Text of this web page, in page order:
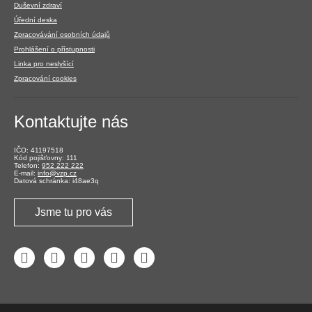
Duševní zdraví
Úřední deska
Zpracovávání osobních údajů
Prohlášení o přístupnosti
Linka pro neslyšící
Zpracování cookies
Kontaktujte nás
IČO: 41197518
Kód pojišťovny: 111
Telefon: 952 222 222
E-mail: info@vzp.cz
Datová schránka: i48ae3q
Jsme tu pro vás
FacebookLinkedIn YouTubeInstagramTwitter